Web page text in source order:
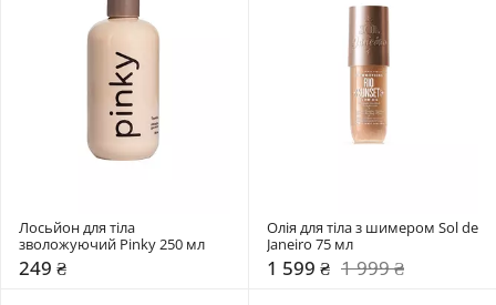
Лосьйон для тіла
249 ₴
Олія для тіла з шимером Sol de
1 599 ₴ 1 999 ₴